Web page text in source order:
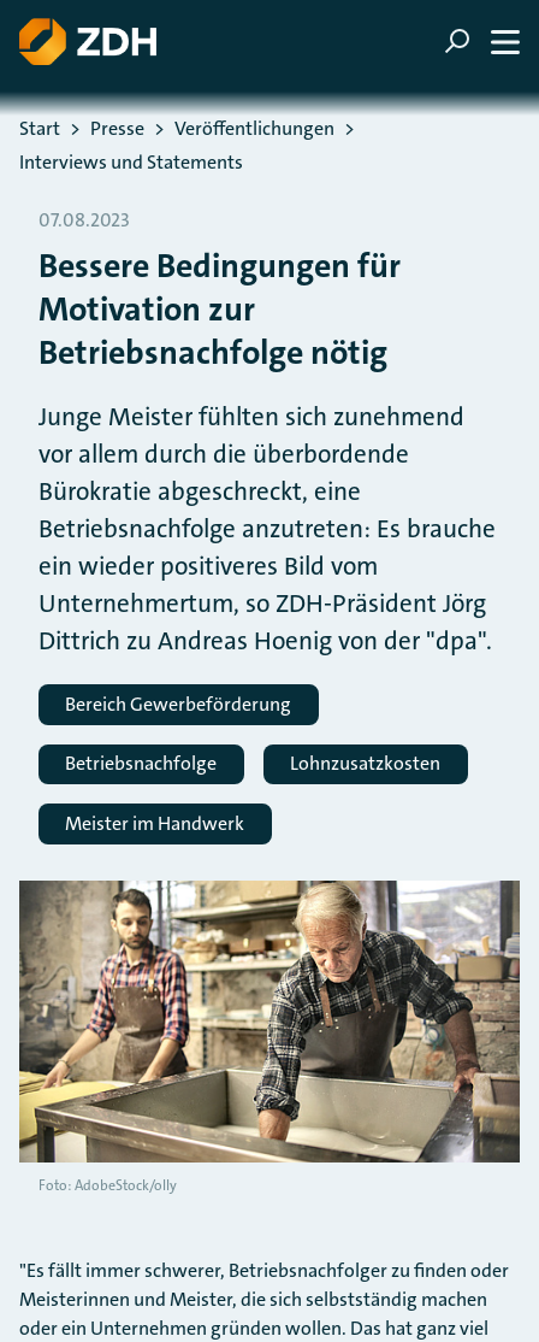
ZUM HAUPTINHALT SPRINGEN
ZUR SUCHE SPRINGEN
Sie befinden sich hier:
Start Presse
Veröffentlichungen
Interviews und Statements
07.08.2023
Bessere Bedingungen für
Motivation zur
Betriebsnachfolge nötig
Junge Meister fühlten sich zunehmend
vor allem durch die überbordende
Bürokratie abgeschreckt, eine
Betriebsnachfolge anzutreten: Es brauche
ein wieder positiveres Bild vom
Unternehmertum, so ZDH-Präsident Jörg
Dittrich zu Andreas Hoenig von der "dpa".
Bereich Gewerbeförderung
Betriebsnachfolge Lohnzusatzkosten
Meister im Handwerk
Foto: AdobeStock/olly
"Es fällt immer schwerer, Betriebsnachfolger zu finden oder
Meisterinnen und Meister, die sich selbstständig machen
oder ein Unternehmen gründen wollen. Das hat ganz viel